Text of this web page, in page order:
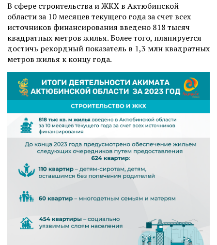
В сфере строительства и ЖКХ в Актюбинской
области за 10 месяцев текущего года за счет всех
источников финансирования введено 818 тысяч
квадратных метров жилья. Более того, планируется
достичь рекордный показатель в 1,3 млн квадратных
метров жилья к концу года.